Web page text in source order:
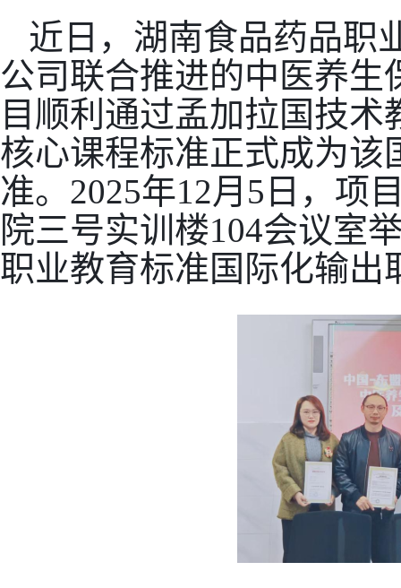
近日，湖南食品药品职
公司联合推进的中医养
目顺利通过孟加拉国技术
核心课程标准正式成为该
准。2025年12月5日，项
院三号实训楼104会议室
职业教育标准国际化输出